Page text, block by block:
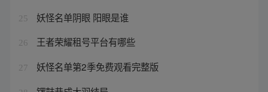
25 妖怪名单阴眼 阳眼是谁
26 王者荣耀租号平台有哪些
27 妖怪名单第2季免费观看完整版